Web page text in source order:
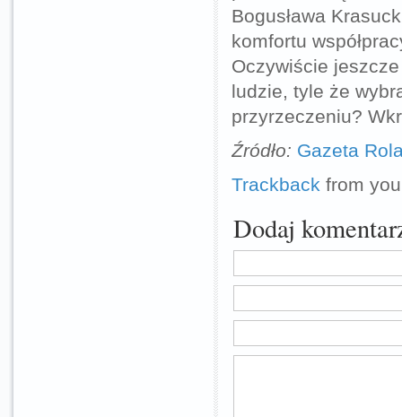
Bogusława
komfortu
Oczywiście
ludzie, tyle że
przyrzeczeniu?
Źródło: Gazeta
Trackback from
Dodaj